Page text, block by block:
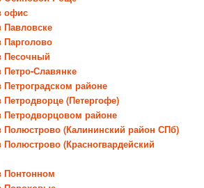
офис
Павловске
Парголово
Песочный
Петро-Славянке
районе
(Петергофе)
Петродворцовом районе
Полюстрово (Калининский район СПб)
(Красногвардейский
Понтонном